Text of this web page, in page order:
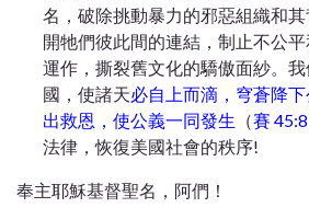
名，破除挑動暴力的邪惡組織和
開牠們彼此間的連結，制止不公
運作，撕裂舊文化的驕傲面紗。
國，使諸天必自上而滴，穹蒼降
出救恩，使公義一同發生 （賽 45:8
法律，恢復美國社會的秩序!
奉主耶穌基督聖名，阿們！